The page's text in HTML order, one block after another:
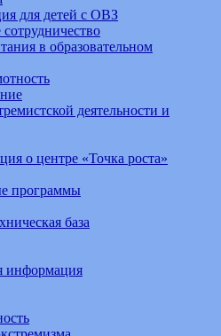
для детей с ОВЗ
в образовательном
деятельности и
о центре «Точка роста»
программы
база
информация